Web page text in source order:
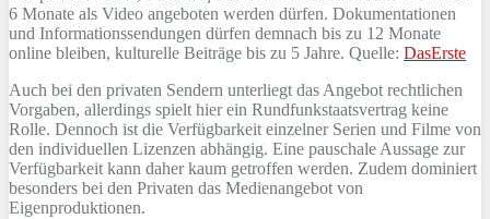
6 Monate als Video angeboten werden dürfen. Dokumentationen
und Informationssendungen dürfen demnach bis zu 12 Monate
online bleiben, kulturelle Beiträge bis zu 5 Jahre. Quelle: DasErste
Auch bei den privaten Sendern unterliegt das Angebot rechtlichen
Vorgaben, allerdings spielt hier ein Rundfunkstaatsvertrag keine
Rolle. Dennoch ist die Verfügbarkeit einzelner Serien und Filme von
den individuellen Lizenzen abhängig. Eine pauschale Aussage zur
Verfügbarkeit kann daher kaum getroffen werden. Zudem dominiert
besonders bei den Privaten das Medienangebot von
Eigenproduktionen.